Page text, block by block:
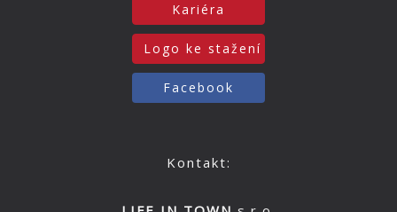
Kariéra
Logo ke stažení
Facebook
Kontakt: